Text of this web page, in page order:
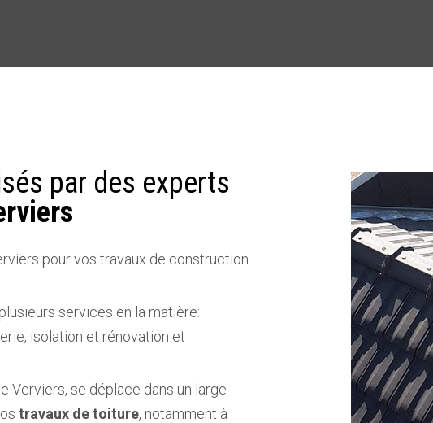
par des experts
pour vos travaux de construction
services en la matière:
isolation et rénovation et
Verviers, se déplace dans un large
travaux de toiture, notamment à